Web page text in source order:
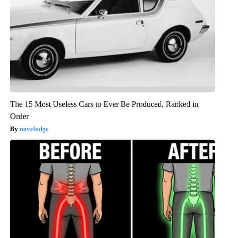
The 15 Most Useless Cars to Ever Be Produced, Ranked in
Order
novelodge